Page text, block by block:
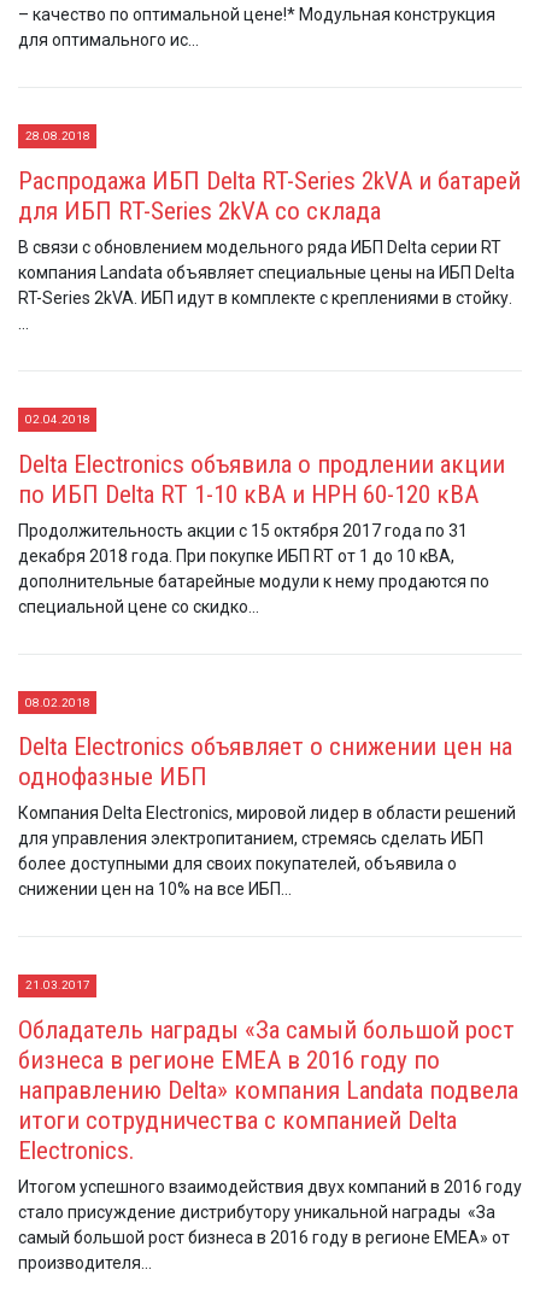
– качество по оптимальной цене!* Модульная конструкция
для оптимального ис...
28.08.2018
Распродажа ИБП Delta RT-Series 2kVA и батарей
для ИБП RT-Series 2kVA со склада
В связи с обновлением модельного ряда ИБП Delta серии RT
компания Landata объявляет специальные цены на ИБП Delta
RT-Series 2kVA. ИБП идут в комплекте с креплениями в стойку.
02.04.2018
Delta Electronics объявила о продлении акции
по ИБП Delta RT 1-10 кВА и HPH 60-120 кВА
Продолжительность акции с 15 октября 2017 года по 31
декабря 2018 года. При покупке ИБП RT от 1 до 10 кВА,
дополнительные батарейные модули к нему продаются по
специальной цене со скидко...
08.02.2018
Delta Electronics объявляет о снижении цен на
однофазные ИБП
Компания Delta Electronics, мировой лидер в области решений
для управления электропитанием, стремясь сделать ИБП
более доступными для своих покупателей, объявила о
снижении цен на 10% на все ИБП...
21.03.2017
Обладатель награды «За самый большой рост
бизнеса в регионе EMEA в 2016 году по
направлению Delta» компания Landata подвела
итоги сотрудничества с компанией Delta
Electronics.
Итогом успешного взаимодействия двух компаний в 2016 году
стало присуждение дистрибутору уникальной награды «За
самый большой рост бизнеса в 2016 году в регионе EMEA» от
производителя...